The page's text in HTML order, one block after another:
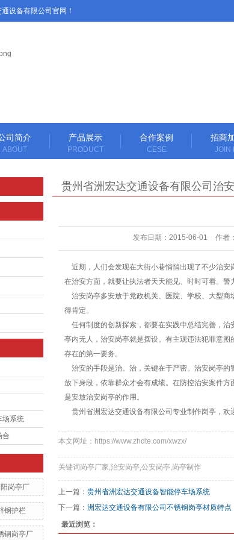
设备有限公司官网！
司简介
ABOUT
产品展示
PRODUCT
停车场收费系统
道闸系列
交通指示牌
户外垃圾桶
合作案例
CESE
招商
JOIN
场系统
合
岗亭厂
钢护栏
钢岗亭厂
贵州省洲宏达交通设备有限公司治
发布日期： 2015-06-01 作者：
近期，人们会发现在大街小巷悄悄出现了不少治安
在治安方面，就要让执法者天天能见、时时可看。
治安岗亭多安放于党政机关、医院、学校、大型商
得肯定。
任何制度的创新探索，都要在实践中总结完善，治
亭内无人，治安岗亭就是摆设。有主观违法犯罪意
存在的第一要务。
治安的手段是治。治，关键在于严密。治安岗亭的
放下身段，依靠群众才会有成绩。在防控治安案件
是安放治安岗亭的作用。
贵州省洲宏达交通设备有限公司专业制作岗亭，欢
本文网址：https://www.zhdte.com/xwzx/
关键词岗亭厂家,治安岗亭,公安岗亭,岗亭制作
上一篇： 贵州省洲宏达交通设备智能停车场系统
下一篇： 洲宏达交通设备有限公司不锈钢岗亭材质特点
最近浏览：